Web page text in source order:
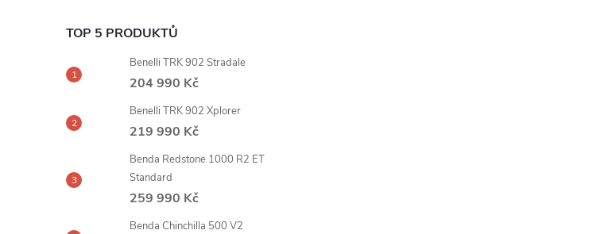
TOP 5 PRODUKTŮ
Benelli TRK 902 Stradale
204 990 Kč
Benelli TRK 902 Xplorer
219 990 Kč
Benda Redstone 1000 R2 ET
Standard
259 990 Kč
Benda Chinchilla 500 V2